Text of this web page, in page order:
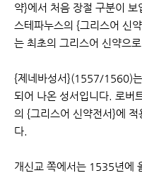
약}에서 처음 장절 구분이
스테파누스의 {그리스어 신
는 최초의 그리스어 신약으
{제네바성서}(1557/1560)는
되어 나온 성서입니다. 로버
의 {그리스어 신약전서}에 적
다.
개신교 쪽에서는 1535년에